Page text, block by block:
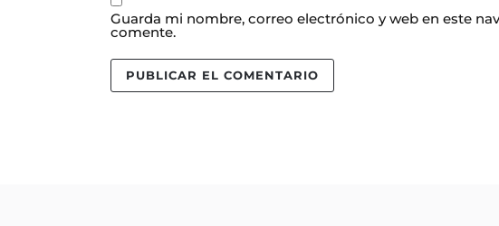
Guarda mi nombre, correo electrónico y web en este
comente.